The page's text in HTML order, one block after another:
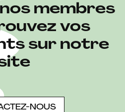
membres
vos
sur notre
NOUS